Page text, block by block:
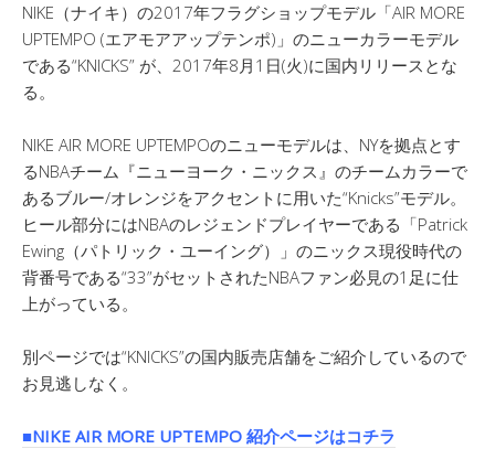
NIKE（ナイキ）の2017年フラグショップモデル「AIR MORE
UPTEMPO (エアモアアップテンポ)」のニューカラーモデル
である“KNICKS” が、2017年8月1日(火)に国内リリースとな
る。
NIKE AIR MORE UPTEMPOのニューモデルは、NYを拠点とす
るNBAチーム『ニューヨーク・ニックス』のチームカラーで
あるブルー/オレンジをアクセントに用いた“Knicks”モデル。
ヒール部分にはNBAのレジェンドプレイヤーである「Patrick
Ewing（パトリック・ユーイング）」のニックス現役時代の
背番号である“33”がセットされたNBAファン必見の1足に仕
上がっている。
別ページでは“KNICKS”の国内販売店舗をご紹介しているので
お見逃しなく。
■NIKE AIR MORE UPTEMPO 紹介ページはコチラ